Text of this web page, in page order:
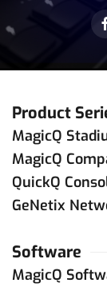
Product
MagicQ
MagicQ
QuickQ
GeNetix
Software
MagicQ